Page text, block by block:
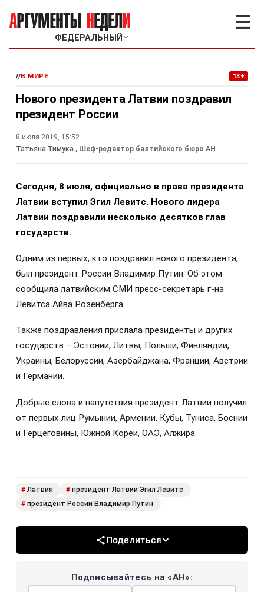
ФЕДЕРАЛЬНЫЙ ﹀
☰
//В МИРЕ 13+
Нового президента Латвии поздравил
президент России
8 июля 2019, 15:52
Татьяна Тимука , Шеф-редактор балтийского бюро АН
Сегодня, 8 июля, официально в права президента
Латвии вступил Эгил Левитс. Нового лидера
Латвии поздравили несколько десятков глав
государств.
Одним из первых, кто поздравил нового президента,
был президент России Владимир Путин. Об этом
сообщила латвийским СМИ пресс-секретарь г-на
Левитса Айва Розенберга.
Также поздравления прислала президенты и других
государств – Эстонии, Литвы, Польши, Финляндии,
Украины, Белоруссии, Азербайджана, Франции, Австрии
и Германии.
Добрые слова и напутствия президент Латвии получил
от первых лиц Румынии, Армении, Кубы, Туниса, Боснии
и Герцеговины, Южной Кореи, ОАЭ, Алжира.
# Латвия # президент Латвии Эгил Левитс
# президент России Владимир Путин
Поделиться
Подписывайтесь на «АН»: